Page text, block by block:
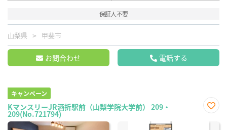
保証人不要
山梨県 甲斐市
お問合わせ 電話する
キャンペーン
KマンスリーJR酒折駅前（山梨学院大学前） 209・
209(No.721794)
に入